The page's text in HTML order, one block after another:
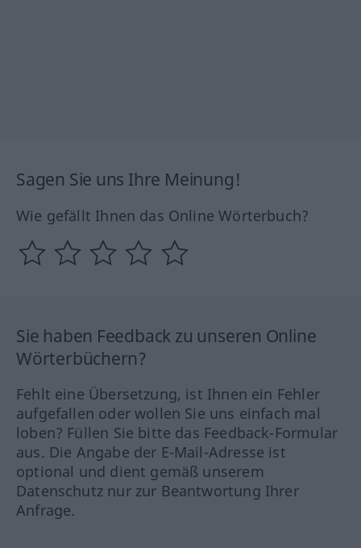
Sagen Sie uns Ihre Meinung!
Wie gefällt Ihnen das Online Wörterbuch?
Sie haben Feedback zu unseren Online
Wörterbüchern?
Fehlt eine Übersetzung, ist Ihnen ein Fehler
aufgefallen oder wollen Sie uns einfach mal
loben? Füllen Sie bitte das Feedback-Formular
aus. Die Angabe der E-Mail-Adresse ist
optional und dient gemäß unserem
Datenschutz nur zur Beantwortung Ihrer
Anfrage.